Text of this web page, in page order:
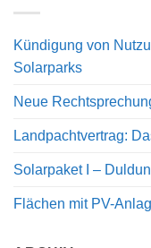
Kündigung von
Solarparks
Neue
Landpachtvertrag:
Solarpaket I –
Flächen mit PV-